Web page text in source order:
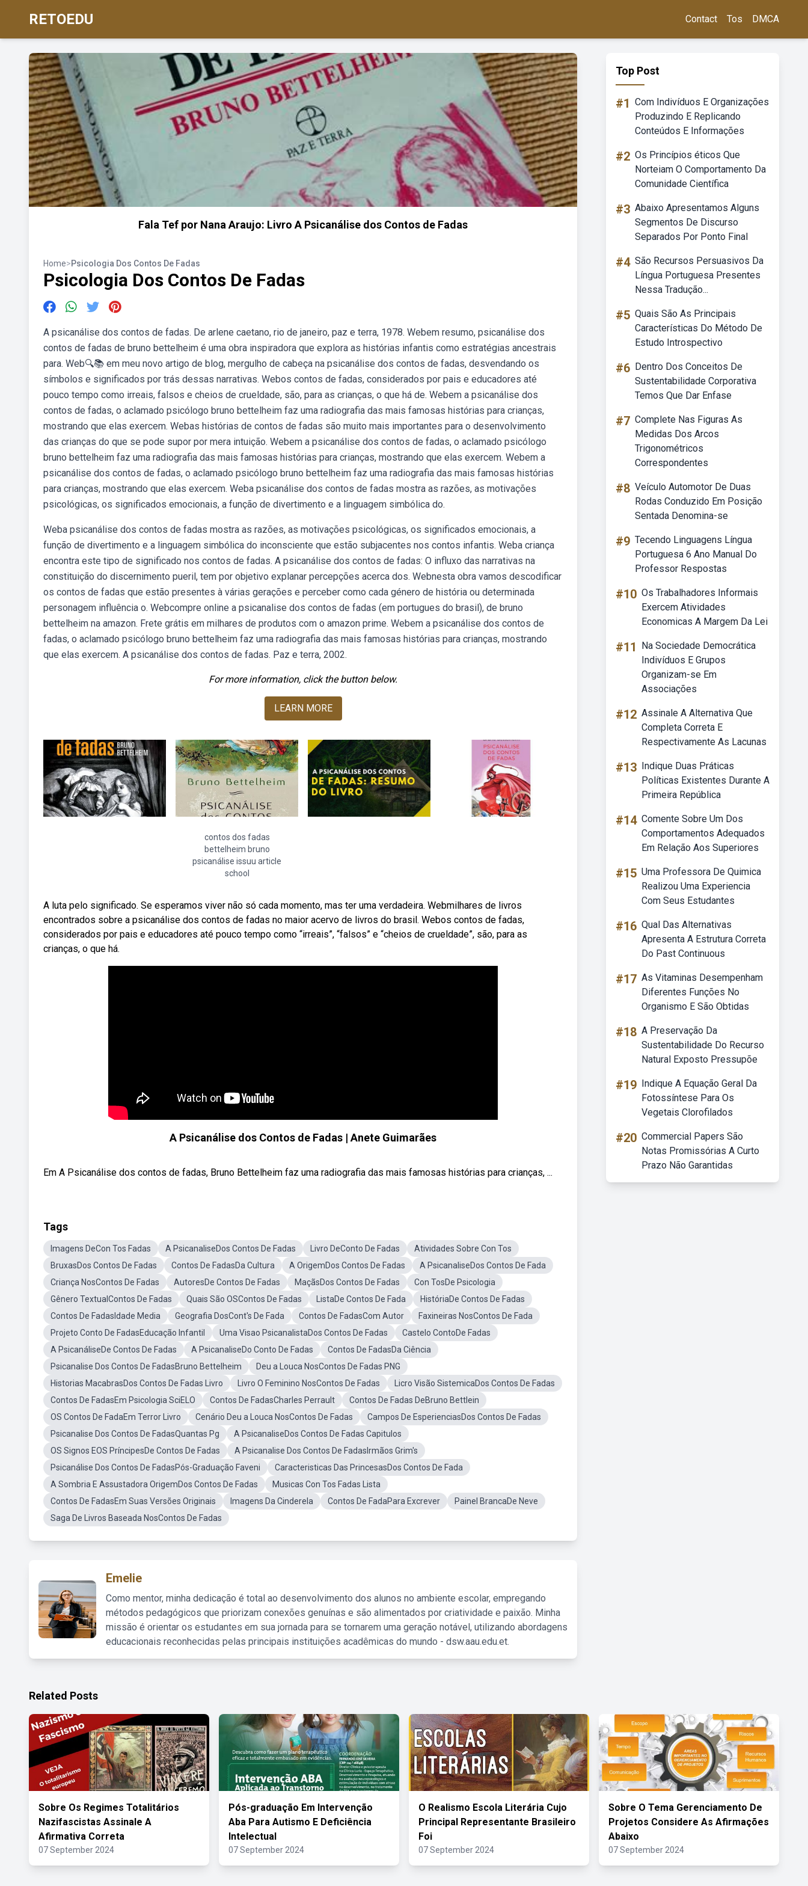
RETOEDU Contact Tos DMCA
Fala Tef por Nana Araujo: Livro A Psicanálise dos Contos de Fadas
Home>Psicologia Dos Contos De Fadas
Psicologia Dos Contos De Fadas
A psicanálise dos contos de fadas. De arlene caetano, rio de janeiro, paz e terra, 1978. Webem resumo, psicanálise dos
contos de fadas de bruno bettelheim é uma obra inspiradora que explora as histórias infantis como estratégias ancestrais
para. Web🔍📚 em meu novo artigo de blog, mergulho de cabeça na psicanálise dos contos de fadas, desvendando os
símbolos e significados por trás dessas narrativas. Webos contos de fadas, considerados por pais e educadores até
pouco tempo como irreais, falsos e cheios de crueldade, são, para as crianças, o que há de. Webem a psicanálise dos
contos de fadas, o aclamado psicólogo bruno bettelheim faz uma radiografia das mais famosas histórias para crianças,
mostrando que elas exercem. Webas histórias de contos de fadas são muito mais importantes para o desenvolvimento
das crianças do que se pode supor por mera intuição. Webem a psicanálise dos contos de fadas, o aclamado psicólogo
bruno bettelheim faz uma radiografia das mais famosas histórias para crianças, mostrando que elas exercem. Webem a
psicanálise dos contos de fadas, o aclamado psicólogo bruno bettelheim faz uma radiografia das mais famosas histórias
para crianças, mostrando que elas exercem. Weba psicanálise dos contos de fadas mostra as razões, as motivações
psicológicas, os significados emocionais, a função de divertimento e a linguagem simbólica do.
Weba psicanálise dos contos de fadas mostra as razões, as motivações psicológicas, os significados emocionais, a
função de divertimento e a linguagem simbólica do inconsciente que estão subjacentes nos contos infantis. Weba criança
encontra este tipo de significado nos contos de fadas. A psicanálise dos contos de fadas: O influxo das narrativas na
constituição do discernimento pueril, tem por objetivo explanar percepções acerca dos. Webnesta obra vamos descodificar
os contos de fadas que estão presentes à várias gerações e perceber como cada género de história ou determinada
personagem influência o. Webcompre online a psicanalise dos contos de fadas (em portugues do brasil), de bruno
bettelheim na amazon. Frete grátis em milhares de produtos com o amazon prime. Webem a psicanálise dos contos de
fadas, o aclamado psicólogo bruno bettelheim faz uma radiografia das mais famosas histórias para crianças, mostrando
que elas exercem. A psicanálise dos contos de fadas. Paz e terra, 2002.
For more information, click the button below.
LEARN MORE
contos dos fadas
bettelheim bruno
psicanálise issuu article
school
A luta pelo significado. Se esperamos viver não só cada momento, mas ter uma verdadeira. Webmilhares de livros
encontrados sobre a psicanálise dos contos de fadas no maior acervo de livros do brasil. Webos contos de fadas,
considerados por pais e educadores até pouco tempo como “irreais”, “falsos” e “cheios de crueldade”, são, para as
crianças, o que há.
A Psicanálise dos Contos de Fadas | Anete Guimarães
Em A Psicanálise dos contos de fadas, Bruno Bettelheim faz uma radiografia das mais famosas histórias para crianças, ...
Tags
Imagens DeCon Tos Fadas A PsicanaliseDos Contos De Fadas Livro DeConto De Fadas
Atividades Sobre Con Tos
BruxasDos Contos De Fadas
Contos De FadasDa Cultura A OrigemDos Contos De Fadas
A PsicanaliseDos Contos De Fada
Criança NosContos De Fadas
AutoresDe Contos De Fadas MaçãsDos Contos De Fadas
Con TosDe Psicologia
Gênero TextualContos De Fadas
Quais São OSContos De Fadas ListaDe Contos De Fada
HistóriaDe Contos De Fadas
Contos De FadasIdade Media
Geografia DosCont's De Fada Contos De FadasCom Autor
Faxineiras NosContos De Fada
Projeto Conto De FadasEducação Infantil
Uma Visao PsicanalistaDos Contos De Fadas
Castelo ContoDe Fadas
A PsicanáliseDe Contos De Fadas
A PsicanaliseDo Conto De Fadas
Contos De FadasDa Ciência
Psicanalise Dos Contos De FadasBruno Bettelheim
Deu a Louca NosContos De Fadas PNG
Historias MacabrasDos Contos De Fadas Livro
Livro O Feminino NosContos De Fadas
Licro Visão SistemicaDos Contos De Fadas
Contos De FadasEm Psicologia SciELO
Contos De FadasCharles Perrault
Contos De Fadas DeBruno Bettlein
OS Contos De FadaEm Terror Livro
Cenário Deu a Louca NosContos De Fadas
Campos De EsperienciasDos Contos De Fadas
Psicanalise Dos Contos De FadasQuantas Pg
A PsicanaliseDos Contos De Fadas Capitulos
OS Signos EOS PríncipesDe Contos De Fadas
A Psicanalise Dos Contos De FadasIrmãos Grim's
Psicanálise Dos Contos De FadasPós-Graduação Faveni
Caracteristicas Das PrincesasDos Contos De Fada
A Sombria E Assustadora OrigemDos Contos De Fadas
Musicas Con Tos Fadas Lista
Contos De FadasEm Suas Versões Originais
Imagens Da Cinderela Contos De FadaPara Excrever
Painel BrancaDe Neve
Saga De Livros Baseada NosContos De Fadas
Emelie
Como mentor, minha dedicação é total ao desenvolvimento dos alunos no ambiente escolar, empregando
métodos pedagógicos que priorizam conexões genuínas e são alimentados por criatividade e paixão. Minha
missão é orientar os estudantes em sua jornada para se tornarem uma geração notável, utilizando abordagens
educacionais reconhecidas pelas principais instituições acadêmicas do mundo - dsw.aau.edu.et.
Top Post
#1 Com Indivíduos E Organizações
Produzindo E Replicando
Conteúdos E Informações
#2 Os Princípios éticos Que
Norteiam O Comportamento Da
Comunidade Científica
#3 Abaixo Apresentamos Alguns
Segmentos De Discurso
Separados Por Ponto Final
#4 São Recursos Persuasivos Da
Língua Portuguesa Presentes
Nessa Tradução...
#5 Quais São As Principais
Características Do Método De
Estudo Introspectivo
#6 Dentro Dos Conceitos De
Sustentabilidade Corporativa
Temos Que Dar Enfase
#7 Complete Nas Figuras As
Medidas Dos Arcos
Trigonométricos
Correspondentes
#8 Veículo Automotor De Duas
Rodas Conduzido Em Posição
Sentada Denomina-se
#9 Tecendo Linguagens Língua
Portuguesa 6 Ano Manual Do
Professor Respostas
#10 Os Trabalhadores Informais
Exercem Atividades
Economicas A Margem Da Lei
#11
Na Sociedade Democrática
Indivíduos E Grupos
Organizam-se Em
Associações
#12 Assinale A Alternativa Que
Completa Correta E
Respectivamente As Lacunas
#13 Indique Duas Práticas
Políticas Existentes Durante A
Primeira República
#14 Comente Sobre Um Dos
Comportamentos Adequados
Em Relação Aos Superiores
#15 Uma Professora De Quimica
Realizou Uma Experiencia
Com Seus Estudantes
#16 Qual Das Alternativas
Apresenta A Estrutura Correta
Do Past Continuous
#17 As Vitaminas Desempenham
Diferentes Funções No
Organismo E São Obtidas
#18 A Preservação Da
Sustentabilidade Do Recurso
Natural Exposto Pressupõe
#19 Indique A Equação Geral Da
Fotossíntese Para Os
Vegetais Clorofilados
#20 Commercial Papers São
Notas Promissórias A Curto
Prazo Não Garantidas
Related Posts
Sobre Os Regimes Totalitários
Nazifascistas Assinale A
Afirmativa Correta
07 September 2024
Pós-graduação Em Intervenção
Aba Para Autismo E Deficiência
Intelectual
07 September 2024
O Realismo Escola Literária Cujo
Principal Representante Brasileiro
Foi
07 September 2024
Sobre O Tema Gerenciamento De
Projetos Considere As Afirmações
Abaixo
07 September 2024